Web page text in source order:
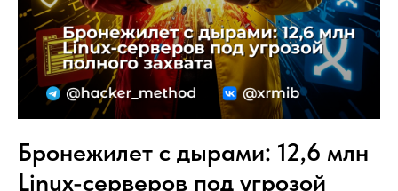
Бронежилет с дырами: 12,6 млн
Linux-серверов под угрозой